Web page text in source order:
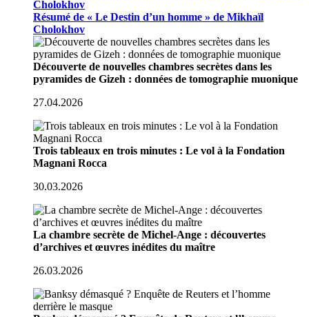
Cholokhov
Résumé de « Le Destin d’un homme » de Mikhaïl
Cholokhov
Découverte de nouvelles chambres secrètes dans les
pyramides de Gizeh : données de tomographie muonique
27.04.2026
Trois tableaux en trois minutes : Le vol à la Fondation
Magnani Rocca
30.03.2026
La chambre secrète de Michel-Ange : découvertes
d’archives et œuvres inédites du maître
26.03.2026